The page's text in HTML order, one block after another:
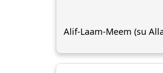
Alif-Laam-Meem (su